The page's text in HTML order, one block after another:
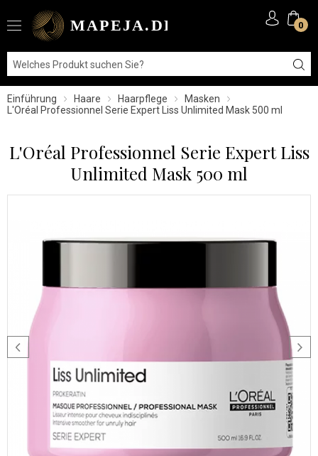
0
Einführung Haare Haarpflege
Masken
L'Oréal Professionnel Serie Expert Liss Unlimited Mask 500 ml
L'Oréal Professionnel Serie Expert Liss
Unlimited Mask 500 ml